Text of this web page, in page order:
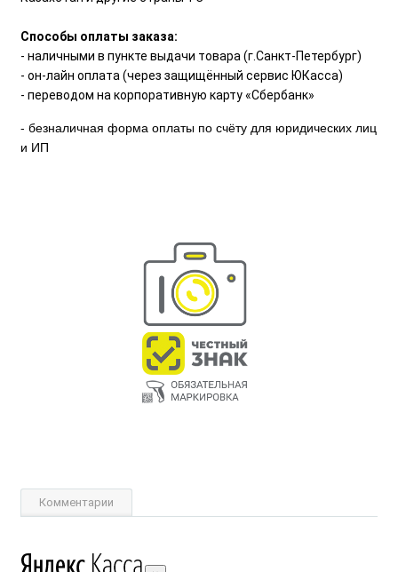
Способы оплаты заказа:
- наличными в пункте выдачи товара (г.Санкт-Петербург)
- он-лайн оплата (через защищённый сервис ЮКасса)
- переводом на корпоративную карту «Сбербанк»
- безналичная форма оплаты по счёту для юридических лиц
и ИП
Комментарии